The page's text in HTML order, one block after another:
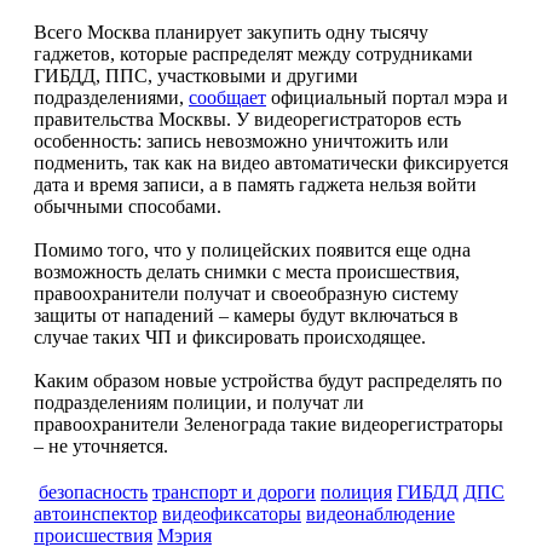
Всего Москва планирует закупить одну тысячу
гаджетов, которые распределят между сотрудниками
ГИБДД, ППС, участковыми и другими
подразделениями, сообщает официальный портал мэра и
правительства Москвы. У видеорегистраторов есть
особенность: запись невозможно уничтожить или
подменить, так как на видео автоматически фиксируется
дата и время записи, а в память гаджета нельзя войти
обычными способами.
Помимо того, что у полицейских появится еще одна
возможность делать снимки с места происшествия,
правоохранители получат и своеобразную систему
защиты от нападений – камеры будут включаться в
случае таких ЧП и фиксировать происходящее.
Каким образом новые устройства будут распределять по
подразделениям полиции, и получат ли
правоохранители Зеленограда такие видеорегистраторы
– не уточняется.
безопасность транспорт и дороги полиция ГИБДД ДПС
автоинспектор видеофиксаторы видеонаблюдение
происшествия Мэрия